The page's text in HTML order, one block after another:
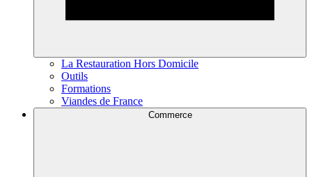
La Restauration Hors Domicile
Outils
Formations
Viandes de France
Commerce